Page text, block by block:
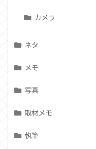
カメラ
ネタ
メモ
写真
取材メモ
執筆